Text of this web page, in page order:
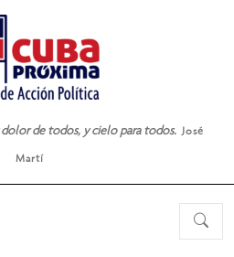
dolor de todos, y cielo para todos. José
Martí